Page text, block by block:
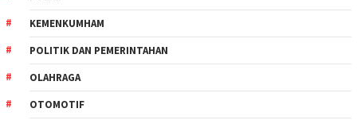
KEMENKUMHAM
POLITIK DAN PEMERINTAHAN
OLAHRAGA
OTOMOTIF